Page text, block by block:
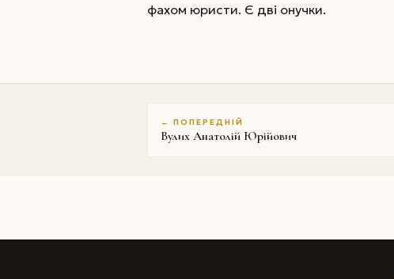
фахом юристи. Є дві онучки.
← ПОПЕРЕДНІЙ
Вулих Анатолій Юрійович